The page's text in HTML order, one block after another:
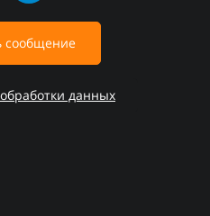
сообщение
данных